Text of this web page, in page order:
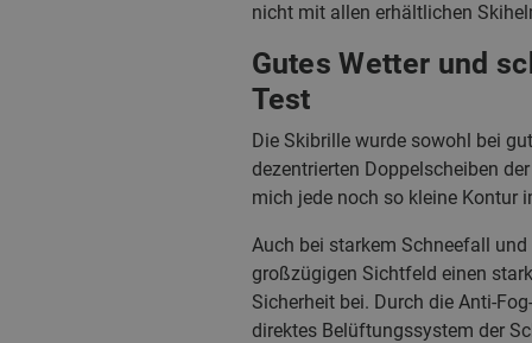
nicht mit allen erhältlichen
Gutes Wetter und
Test
Die Skibrille wurde sowohl bei
dezentrierten Doppelscheiben
mich jede noch so kleine Kontur
Auch bei starkem Schneefall
großzügigen Sichtfeld einen
Sicherheit bei. Durch die Anti-
direktes Belüftungssystem der